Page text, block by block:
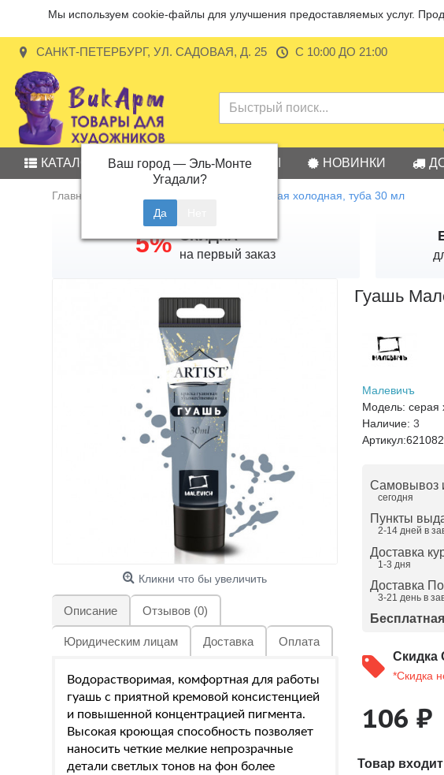
Мы используем cookie-файлы для улучшения предоставляемых услуг.
САНКТ-ПЕТЕРБУРГ, УЛ. САДОВАЯ, Д. 25 С 10:00 ДО 21:00
Ваш город — Эль-Монте
Угадали?
КАТАЛОГ АКЦИИ БРЕНДЫ НОВИНКИ
Главная Гуашь Малевичъ, серая холодная, туба 30 мл
5% СКИДКА
на первый заказ
Кликни что бы увеличить
Описание Отзывов (0)
Юридическим лицам Доставка Оплата
Водорастворимая, комфортная для работы
гуашь с приятной кремовой консистенцией
и повышенной концентрацией пигмента.
Высокая кроющая способность позволяет
наносить четкие мелкие непрозрачные
детали светлых тонов на фон более
Гуашь
Малевичъ
Модель: серая
Наличие: 3
Артикул:621082
Самовывоз
сегодня
Пункты
2-14 дней в
Доставка
1-3 дня
Доставка
3-21 день в
Скидка
*Скидка
106 ₽
Товар